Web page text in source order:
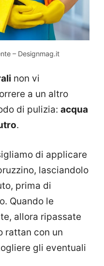
– Designmag.it
non vi
a un altro
di pulizia: acqua
.
di applicare
lasciandolo
prima di
Quando le
allora ripassate
rattan con un
gli eventuali